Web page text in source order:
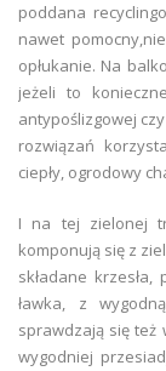
poddana
nawet
opłukanie. Na
jeżeli to
antypoślizgowej
rozwiązań
ciepły, ogrodowy
I na tej zielonej
komponują się z
składane
ławka, z
sprawdzają się też
wygodniej